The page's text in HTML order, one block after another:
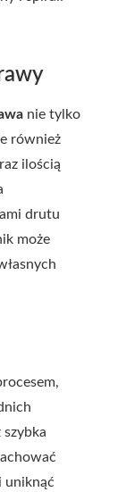
nie tylko
również
ilością
drutu
może
szybka
uniknąć